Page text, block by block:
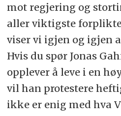
mot regjering og
aller viktigste
viser vi igjen og igjen
Hvis du spør Jonas
opplever å leve i en
vil han protestere
ikke er enig med hva